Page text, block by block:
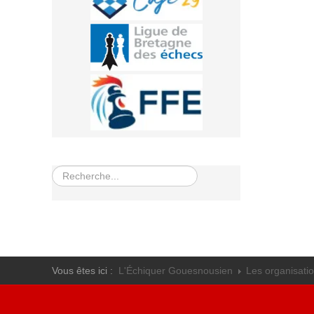
Rechercher
Vous êtes ici : L'Échiquer Gouesnousien Les